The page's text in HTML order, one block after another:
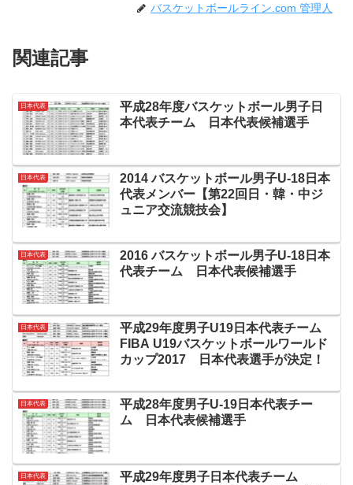
バスケットボールライン.com 管理人
関連記事
日本代表
平成28年度バスケットボール男子日
本代表チーム 日本代表候補選手
日本代表
2014 バスケットボール男子U-18日本
代表メンバー【第22回日・韓・中ジ
ュニア交流競技会】
日本代表
2016 バスケットボール男子U-18日本
代表チーム 日本代表候補選手
日本代表
平成29年度男子U19日本代表チーム
FIBA U19バスケットボールワールド
カップ2017 日本代表選手が決定！
日本代表
平成28年度男子U-19日本代表チー
ム 日本代表候補選手
日本代表
平成29年度男子日本代表チーム